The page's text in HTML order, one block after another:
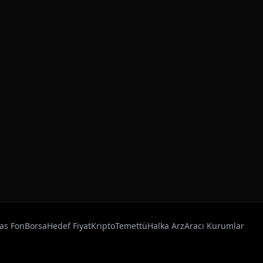
FonBorsaHedef FiyatKriptoTemettüHalka ArzAracı Kurumlar